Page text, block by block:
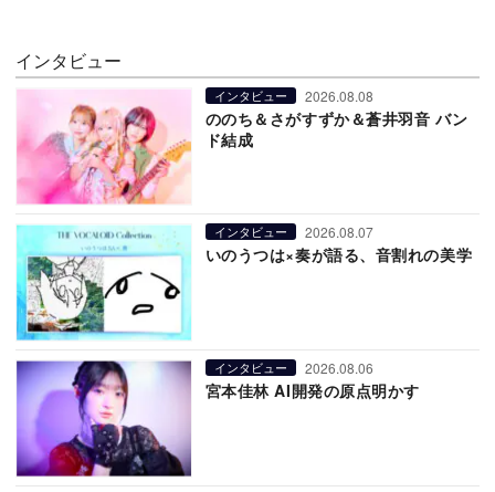
インタビュー
インタビュー 2026.08.08
ののち＆さがすずか＆蒼井羽音 バン
ド結成
インタビュー 2026.08.07
いのうつは×奏が語る、音割れの美学
インタビュー 2026.08.06
宮本佳林 AI開発の原点明かす